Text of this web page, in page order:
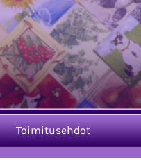
Toimitusehdot